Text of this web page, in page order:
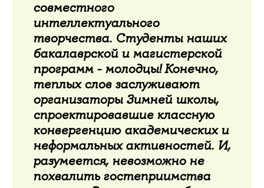
совместного
интеллектуального
творчества. Студенты наших
бакалаврской и магистерской
программ - молодцы! Конечно,
теплых слов заслуживают
организаторы Зимней школы,
спроектировавшие классную
конвергенцию академических и
неформальных активностей. И,
разумеется, невозможно не
похвалить гостеприимства